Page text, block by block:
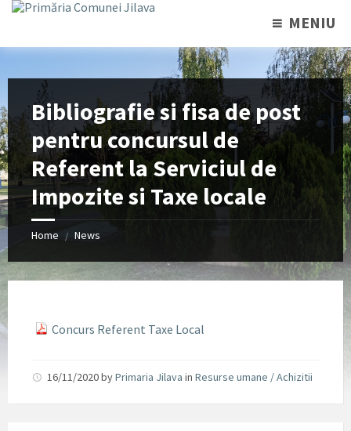
MENIU
Bibliografie si fisa de post
pentru concursul de
Referent la Serviciul de
Impozite si Taxe locale
Home / News
Concurs Referent Taxe Local
16/11/2020byPrimaria Jilava in Resurse umane / Achizitii